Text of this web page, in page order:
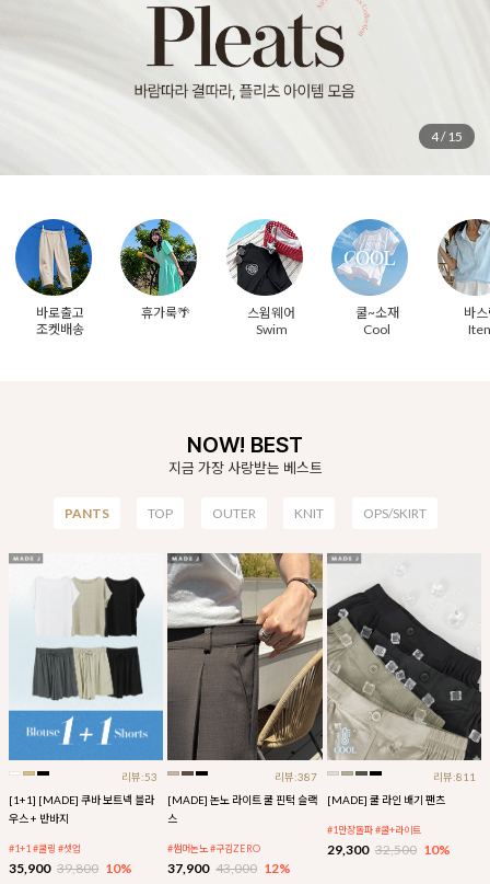
5/15
바로출고
조켓배송
휴가룩🌴
스윔웨어
Swim
쿨~소재
Cool
바
NOW! BEST
지금 가장 사랑받는 베스트
PANTS TOP OUTER KNIT OPS/SKIRT
리뷰:53
[1+1] [MADE] 쿠바 보트넥 블라
우스 + 반바지
#1+1 #쿨링 #셋업
35,900 39,800 10%
리뷰:387
[MADE] 논노 라이트 쿨 핀턱 슬랙
스
#썸머논노 #구김ZERO
37,900 43,000 12%
리뷰:811
[MADE] 쿨 라인 배기 팬츠
#1만장돌파 #쿨+라이트
29,300 32,500 10%